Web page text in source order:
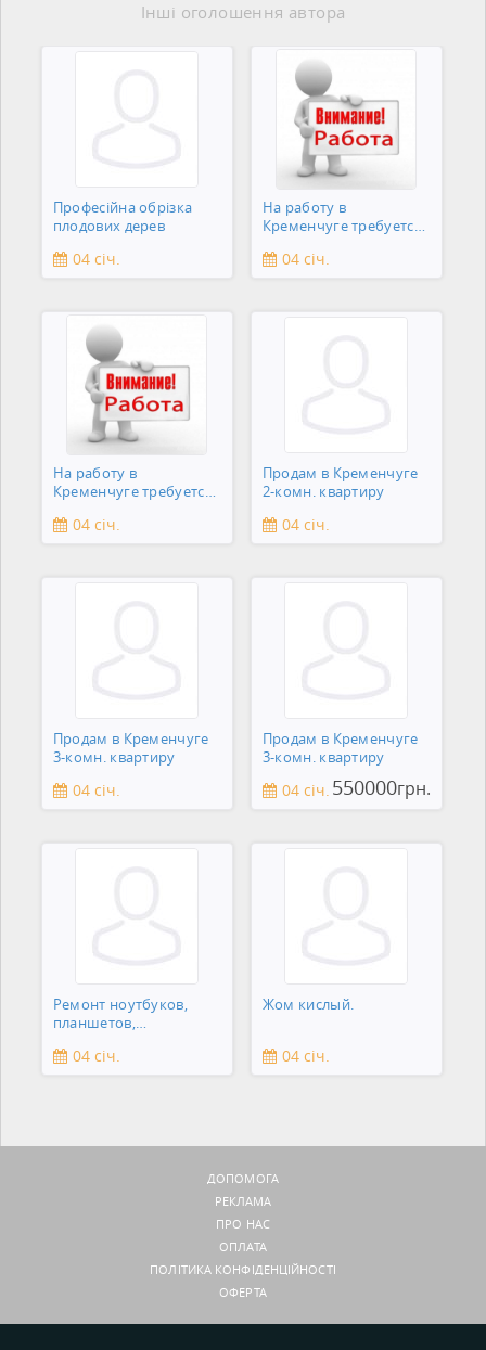
Інші оголошення автора
Професійна обрізка
плодових дерев
04 січ.
На работу в
Кременчуге требуется
04 січ.
На работу в
Кременчуге требуется
04 січ.
Продам в Кременчуге
2-комн. квартиру
04 січ.
Продам в Кременчуге
3-комн. квартиру
04 січ.
Продам в Кременчуге
3-комн. квартиру
04 січ. 550000грн.
Ремонт ноутбуков,
планшетов,
зеркальны
04 січ.
Жом кислый.
04 січ.
ДОПОМОГА
РЕКЛАМА
ПРО НАС
ОПЛАТА
ПОЛІТИКА КОНФІДЕНЦІЙНОСТІ
ОФЕРТА